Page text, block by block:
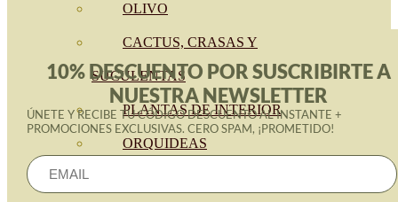
OLIVO
CACTUS, CRASAS Y
SUCULENTAS
PLANTAS DE INTERIOR
ORQUIDEAS
10% DESCUENTO POR SUSCRIBIRTE A
NUESTRA NEWSLETTER
ÚNETE Y RECIBE TU CÓDIGO DESCUENTO AL INSTANTE +
PROMOCIONES EXCLUSIVAS. CERO SPAM, ¡PROMETIDO!